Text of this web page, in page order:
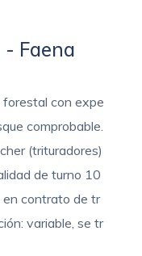
Faena
forestal con expe
comprobable.
(trituradores)
de turno 10
en contrato de tr
variable, se tr